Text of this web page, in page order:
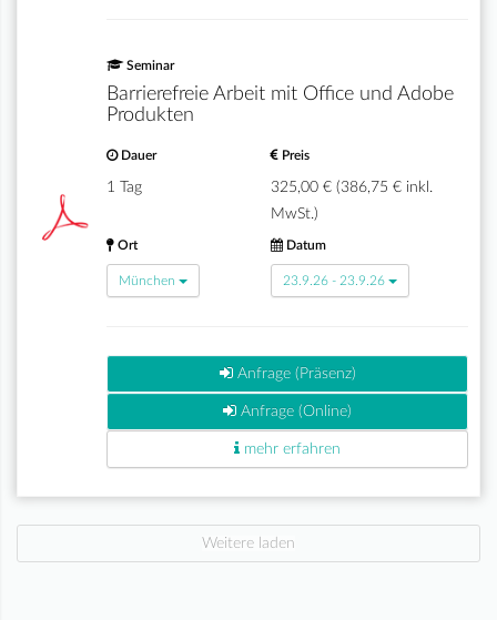
Seminar
Barrierefreie Arbeit mit Office und Adobe
Produkten
Dauer
1 Tag
Preis
325,00 € (386,75 € inkl.
MwSt.)
Ort
München
Datum
23.9.26 - 23.9.26
Anfrage (Präsenz)
Anfrage (Online)
mehr erfahren
Weitere laden